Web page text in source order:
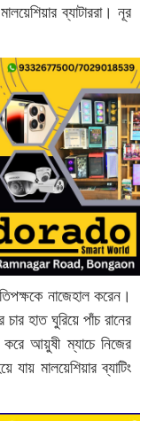
ব্যাটাররা। নূর
নাজেহাল করেন।
হাত ঘুরিয়ে পাঁচ রানের
আয়ুষী ম্যাচে নিজের
মালয়েশিয়ার ব্যাটিং